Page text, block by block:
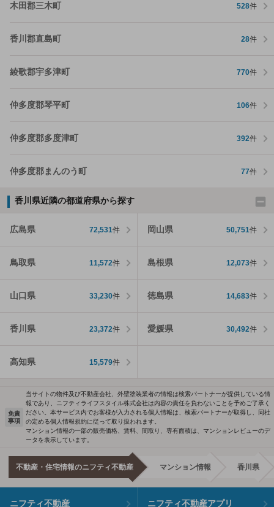
木田郡三木町 528件
香川郡直島町 28件
綾歌郡宇多津町 770件
仲多度郡琴平町 106件
仲多度郡多度津町 392件
仲多度郡まんのう町 77件
香川県近隣の都道府県から探す
広島県 72,531件 岡山県 50,751件
鳥取県 11,572件 島根県 12,073件
山口県 33,230件 徳島県 14,683件
香川県 23,372件 愛媛県 30,492件
高知県 15,579件
免責
事項
当サイトの物件及び不動産会社、外壁塗装業者の情報は検索パートナーが提供している情
報であり、ニフティライフスタイル株式会社は内容の責任を負わないことを予めご了承く
ださい。本サービス内でお客様が入力される個人情報は、検索パートナーが取得し、同社
の定める個人情報規約に従って取り扱われます。
マンション情報の一部の販売価格、賃料、間取り、専有面積は、マンションレビューのデ
ータを表示しています。
不動産・住宅情報のニフティ不動産 マンション情報 香川県
ニフティ不動産 ニフティ不動産アプリ